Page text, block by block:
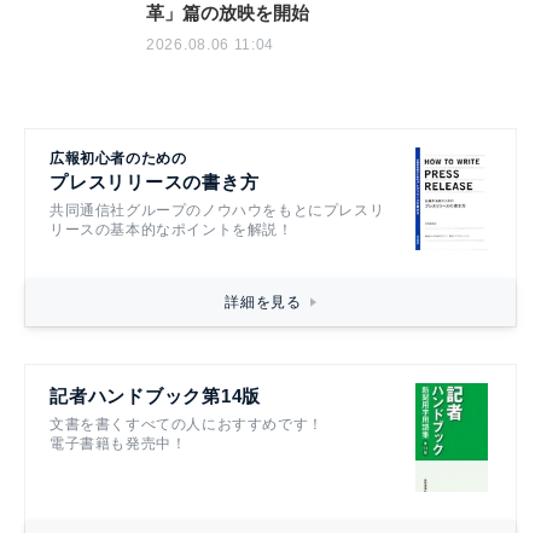
革」篇の放映を開始
2026.08.06 11:04
広報初心者のための
プレスリリースの書き方
共同通信社グループのノウハウをもとにプレスリ
リースの基本的なポイントを解説！
詳細を見る
記者ハンドブック第14版
文書を書くすべての人におすすめです！
電子書籍も発売中！